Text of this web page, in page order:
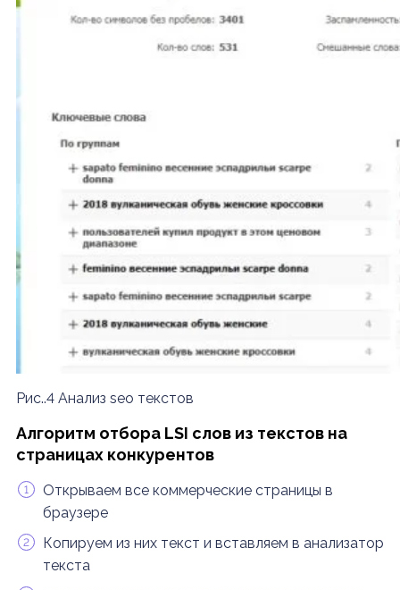
Рис..4 Анализ seo текстов
Алгоритм отбора LSI слов из текстов на
страницах конкурентов
Открываем все коммерческие страницы в
браузере
Копируем из них текст и вставляем в анализатор
текста